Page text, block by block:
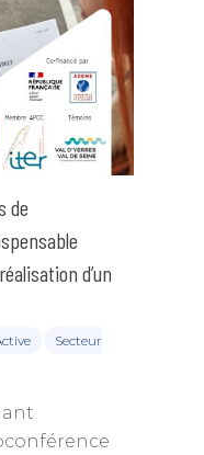
de
d’un
Secteur